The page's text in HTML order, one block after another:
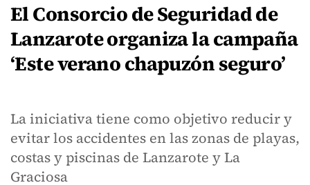
El Consorcio de Seguridad de
Lanzarote organiza la campaña
‘Este verano chapuzón seguro’
La iniciativa tiene como objetivo reducir y
evitar los accidentes en las zonas de playas,
costas y piscinas de Lanzarote y La
Graciosa